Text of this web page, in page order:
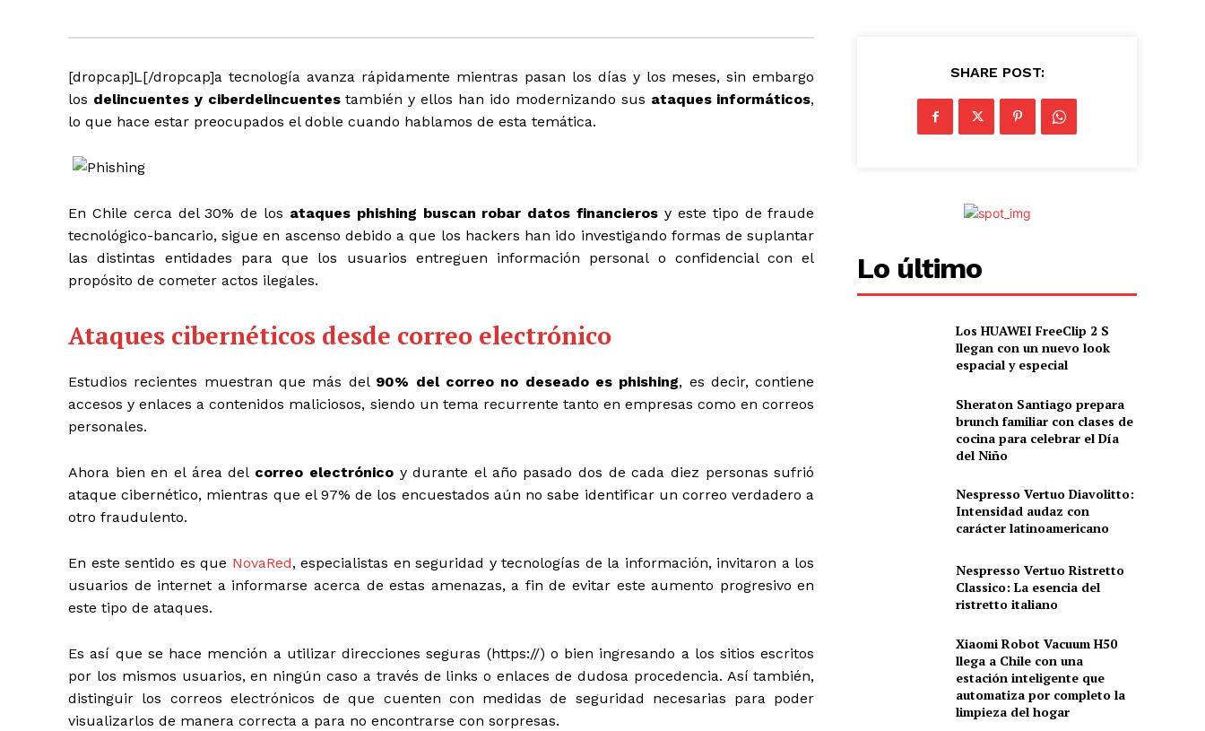
[dropcap]L[/dropcap]a tecnología avanza rápidamente mientras pasan los días y los meses, sin embargo
los delincuentes y ciberdelincuentestambién y ellos han ido modernizando sus ataques informáticos,
lo que hace estar preocupados el doble cuando hablamos de esta temática.
En Chile cerca del 30% de los ataques phishing buscan robar datos financieros y este tipo de fraude
tecnológico-bancario, sigue en ascenso debido a que los hackers han ido investigando formas de suplantar
las distintas entidades para que los usuarios entreguen información personal o confidencial con el
propósito de cometer actos ilegales.
Ataques cibernéticos desde correo electrónico
Estudios recientes muestran que más del 90% del correo no deseado es phishing, es decir, contiene
accesos y enlaces a contenidos maliciosos, siendo un tema recurrente tanto en empresas como en correos
personales.
Ahora bien en el área del correo electrónicoy durante el año pasado dos de cada diez personas sufrió
ataque cibernético, mientras que el 97% de los encuestados aún no sabe identificar un correo verdadero a
otro fraudulento.
En este sentido es que NovaRed, especialistas en seguridad y tecnologías de la información, invitaron a los
usuarios de internet a informarse acerca de estas amenazas, a fin de evitar este aumento progresivo en
este tipo de ataques.
Es así que se hace mención a utilizar direcciones seguras (https://) o bien ingresando a los sitios escritos
por los mismos usuarios, en ningún caso a través de links o enlaces de dudosa procedencia. Así también,
distinguir los correos electrónicos de que cuenten con medidas de seguridad necesarias para poder
visualizarlos de manera correcta a para no encontrarse con sorpresas.
SHARE POST:
Lo último
Los HUAWEI FreeClip 2 S
llegan con un nuevo look
espacial y especial
Sheraton Santiago prepara
brunch familiar con clases de
cocina para celebrar el Día
del Niño
Nespresso Vertuo Diavolitto:
Intensidad audaz con
carácter latinoamericano
Nespresso Vertuo Ristretto
Classico: La esencia del
ristretto italiano
Xiaomi Robot Vacuum H50
llega a Chile con una
estación inteligente que
automatiza por completo la
limpieza del hogar